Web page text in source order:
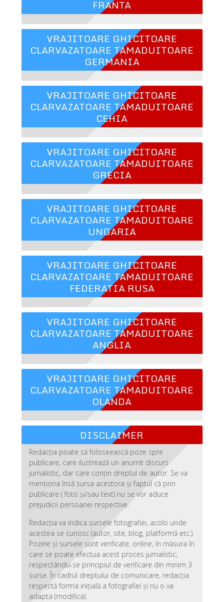
FRANTA
VRAJITOARE GHICITOARE
CLARVAZATOARE TAMADUITOARE
GERMANIA
VRAJITOARE GHICITOARE
CLARVAZATOARE TAMADUITOARE
CEHIA
VRAJITOARE GHICITOARE
CLARVAZATOARE TAMADUITOARE
GRECIA
VRAJITOARE GHICITOARE
CLARVAZATOARE TAMADUITOARE
UNGARIA
VRAJITOARE GHICITOARE
CLARVAZATOARE TAMADUITOARE
FEDERATIA RUSA
VRAJITOARE GHICITOARE
CLARVAZATOARE TAMADUITOARE
ANGLIA
VRAJITOARE GHICITOARE
CLARVAZATOARE TAMADUITOARE
OLANDA
DISCLAIMER
Redacția poate să foloseească poze spre
publicare, care ilustrează un anumit discurs
jurnalistic, dar care conțin dreptul de autor. Se va
menționa însă sursa acestora și faptul că prin
publicare ( foto și/sau text) nu se vor aduce
prejudicii persoanei respective.
Redacția va indica sursele fotografiei, acolo unde
acestea se cunosc (autor, site, blog, platformă etc.).
Pozele și sursele sunt verificate, online, în măsura în
care se poate efectua acest proces jurnalistic,
respectându-se principiul de verificare din minim 3
surse. În cadrul dreptului de comunicare, redacția
respectă forma inițială a fotografiei și nu o va
adapta (modifica).